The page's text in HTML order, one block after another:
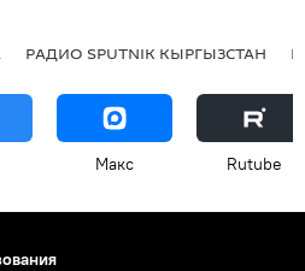
РАДИО SPUTNIK КЫРГЫЗСТАН
Макс Rutube